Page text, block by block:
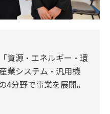
資源・エネルギー・環
業システム・汎用機
4分野で事業を展開。